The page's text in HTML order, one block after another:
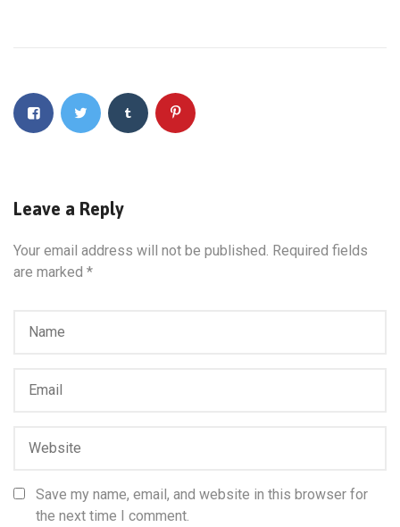
Leave a Reply
Your email address will not be published. Required fields
are marked *
Save my name, email, and website in this browser for
the next time I comment.